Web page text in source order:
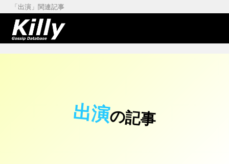
「出演」関連記事
出演の記事